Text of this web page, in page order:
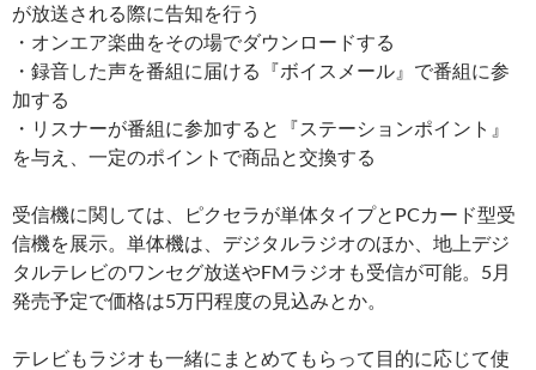
が放送される際に告知を行う
・オンエア楽曲をその場でダウンロードする
・録音した声を番組に届ける『ボイスメール』で番組に参
加する
・リスナーが番組に参加すると『ステーションポイント』
を与え、一定のポイントで商品と交換する
受信機に関しては、ピクセラが単体タイプとPCカード型受
信機を展示。単体機は、デジタルラジオのほか、地上デジ
タルテレビのワンセグ放送やFMラジオも受信が可能。5月
発売予定で価格は5万円程度の見込みとか。
テレビもラジオも一緒にまとめてもらって目的に応じて使